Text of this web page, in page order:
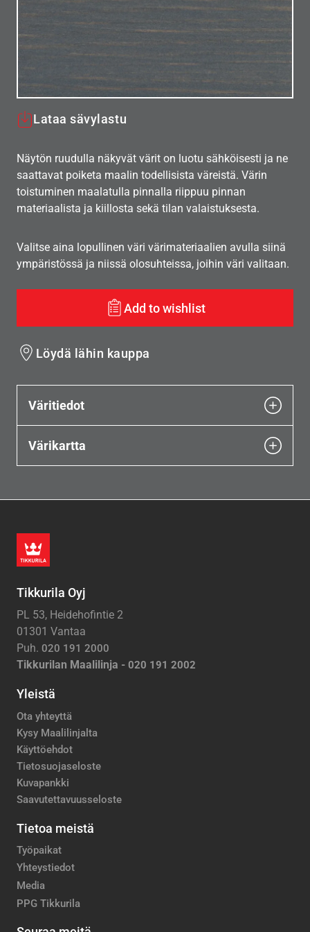
Lataa sävylastu
Näytön ruudulla näkyvät värit on luotu sähköisesti ja ne
saattavat poiketa maalin todellisista väreistä. Värin
toistuminen maalatulla pinnalla riippuu pinnan
materiaalista ja kiillosta sekä tilan valaistuksesta.
Valitse aina lopullinen väri värimateriaalien avulla siinä
ympäristössä ja niissä olosuhteissa, joihin väri valitaan.
Add to wishlist
Löydä lähin kauppa
Väritiedot
Värikartta
Tikkurila Oyj
PL 53, Heidehofintie 2
01301 Vantaa
Puh. 020 191 2000
Tikkurilan Maalilinja - 020 191 2002
Yleistä
Ota yhteyttä
Kysy Maalilinjalta
Käyttöehdot
Tietosuojaseloste
Kuvapankki
Saavutettavuusseloste
Tietoa meistä
Työpaikat
Yhteystiedot
Media
PPG Tikkurila